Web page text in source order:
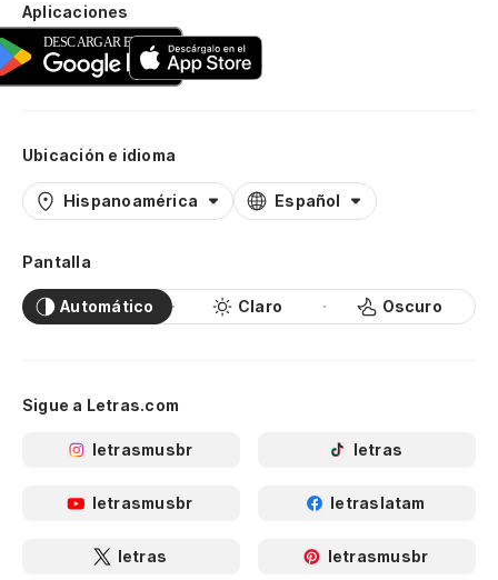
Aplicaciones
Ubicación e idioma
Hispanoamérica Español
Pantalla
Automático Claro Oscuro
Sigue a Letras.com
letrasmusbr letras
letrasmusbr letraslatam
letras letrasmusbr